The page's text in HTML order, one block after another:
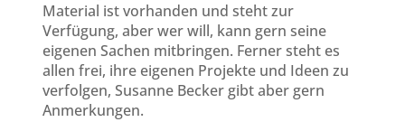
Material ist vorhanden und steht zur
Verfügung, aber wer will, kann gern seine
eigenen Sachen mitbringen. Ferner steht es
allen frei, ihre eigenen Projekte und Ideen zu
verfolgen, Susanne Becker gibt aber gern
Anmerkungen.